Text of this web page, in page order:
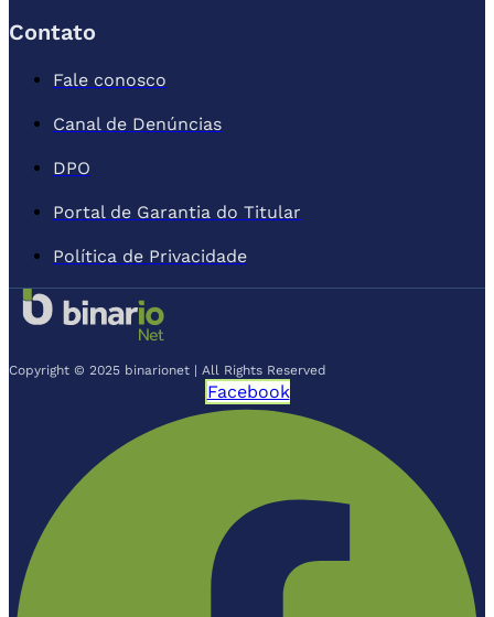
Contato
Fale conosco
Canal de Denúncias
DPO
Portal de Garantia do Titular
Política de Privacidade
Copyright © 2025 binarionet | All Rights Reserved
Facebook